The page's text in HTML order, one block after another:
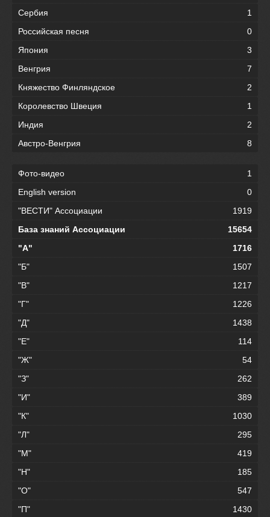
Сербия
1
Российская песня
0
Япония
3
Венгрия
7
Княжество Финляндское
2
Королевство Швеция
1
Индия
2
Австро-Венгрия
8
Фото-видео
1
English version
0
"ВЕСТИ" Ассоциации
1919
База знаний Ассоциации
15654
"А"
1716
"Б"
1507
"В"
1217
"Г"
1226
"Д"
1438
"Е"
114
"Ж"
54
"З"
262
"И"
389
"К"
1030
"Л"
295
"М"
419
"Н"
185
"О"
547
"П"
1430